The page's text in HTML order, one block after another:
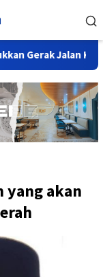
Kecamatan Setu
yang akan